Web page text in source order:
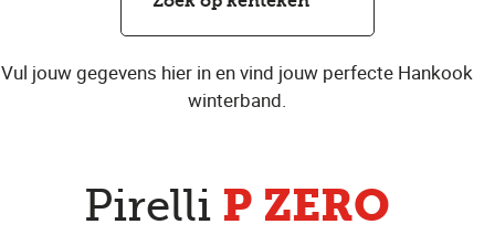
Vul jouw gegevens hier in en vind jouw perfecte Hankook
winterband.
Pirelli P ZERO